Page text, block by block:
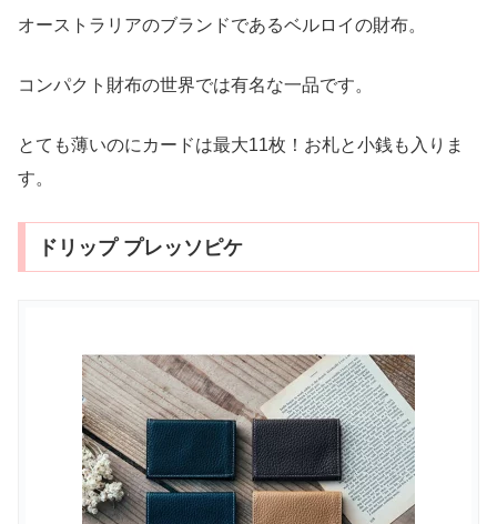
オーストラリアのブランドであるベルロイの財布。
コンパクト財布の世界では有名な一品です。
とても薄いのにカードは最大11枚！お札と小銭も入りま
す。
ドリップ プレッソピケ